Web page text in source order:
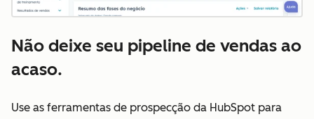
Não deixe seu pipeline de vendas ao
acaso.
Use as ferramentas de prospecção da HubSpot para